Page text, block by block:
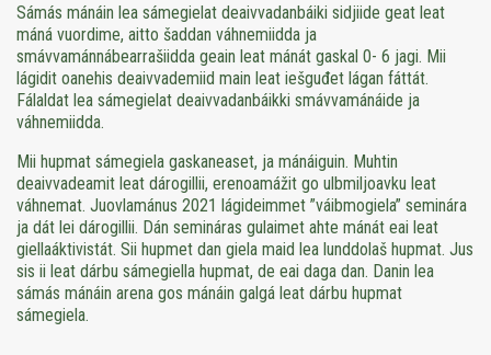
Sámás mánáin lea sámegielat deaivvadanbáiki sidjiide geat leat
máná vuordime, aitto šaddan váhnemiidda ja
smávvamánnábearrašiidda geain leat mánát gaskal 0- 6 jagi. Mii
lágidit oanehis deaivvademiid main leat iešguđet lágan fáttát.
Fálaldat lea sámegielat deaivvadanbáikki smávvamánáide ja
váhnemiidda.
Mii hupmat sámegiela gaskaneaset, ja mánáiguin. Muhtin
deaivvadeamit leat dárogillii, erenoamážit go ulbmiljoavku leat
váhnemat. Juovlamánus 2021 lágideimmet ”váibmogiela” seminára
ja dát lei dárogillii. Dán semináras gulaimet ahte mánát eai leat
giellaáktivistát. Sii hupmet dan giela maid lea lunddolaš hupmat. Jus
sis ii leat dárbu sámegiella hupmat, de eai daga dan. Danin lea
sámás mánáin arena gos mánáin galgá leat dárbu hupmat
sámegiela.